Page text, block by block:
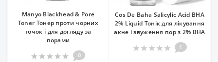
Manyo Blackhead & Pore
Toner Тонер проти чорних
точок і для догляду за
порами
0
Cos De Baha Salicylic Acid BHA
2% Liquid Тонік для лікування
акне і звуження пор з 2% ВНА
1